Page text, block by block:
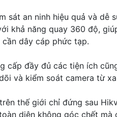
sát an ninh hiệu quả và dễ
khả năng quay 360 độ,
dây cáp phức tạp.
cấp đầy đủ các tiện ích
và kiểm soát camera từ
thế giới chỉ đứng sau
diện không góc chết